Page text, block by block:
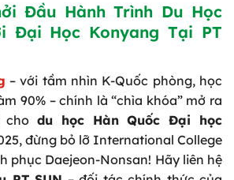
Đầu Hành Trình Du Học
Đại Học Konyang Tại PT
– với tầm nhìn K-Quốc phòng, học
90% – chính là “chìa khóa” mở ra
cho du học Hàn Quốc Đại học
đừng bỏ lỡ International College
phục Daejeon-Nonsan! Hãy liên hệ